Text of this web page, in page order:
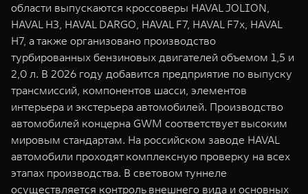
области выпускаются кроссоверы HAVAL JOLION,
HAVAL H3, HAVAL DARGO, HAVAL F7, HAVAL F7x, HAVAL
H7, а также организовано производство
турбированных бензиновых двигателей объемом 1,5 и
2,0 л. В 2026 году добавится предприятие по выпуску
трансмиссий, компонентов шасси, элементов
интерьера и экстерьера автомобилей. Производство
автомобилей концерна GWM соответствует высоким
мировым стандартам. На российском заводе HAVAL
автомобили проходят комплексную проверку на всех
этапах производства. В световом туннеле
осуществляется контроль внешнего вида и основных